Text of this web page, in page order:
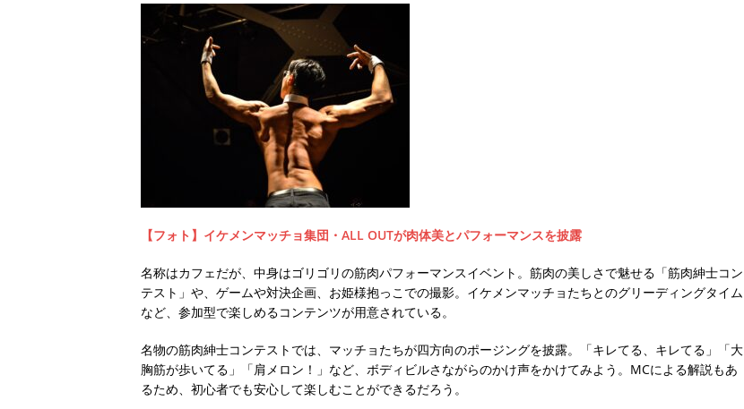
【フォト】イケメンマッチョ集団・ALL OUTが肉体美とパフォーマンスを披露
名称はカフェだが、中身はゴリゴリの筋肉パフォーマンスイベント。筋肉の美しさで魅せる「筋肉紳士コン
テスト」や、ゲームや対決企画、お姫様抱っこでの撮影。イケメンマッチョたちとのグリーディングタイム
など、参加型で楽しめるコンテンツが用意されている。
名物の筋肉紳士コンテストでは、マッチョたちが四方向のポージングを披露。「キレてる、キレてる」「大
胸筋が歩いてる」「肩メロン！」など、ボディビルさながらのかけ声をかけてみよう。MCによる解説もあ
るため、初心者でも安心して楽しむことができるだろう。